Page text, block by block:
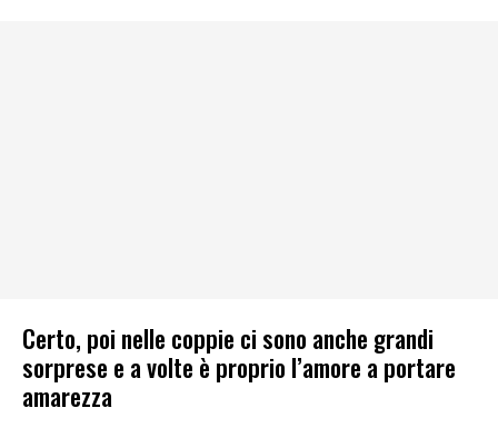
Certo, poi nelle coppie ci sono anche grandi
sorprese e a volte è proprio l’amore a portare
amarezza